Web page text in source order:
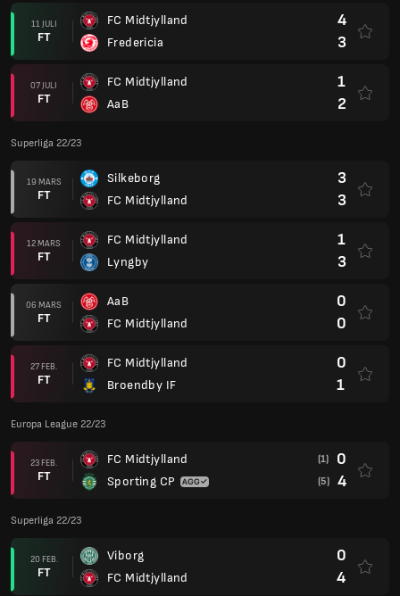
11 JULI
FT
FC Midtjylland
Fredericia
4
3
07 JULI
FT
FC Midtjylland
AaB
1
2
Superliga 22/23
19 MARS
FT
Silkeborg
FC Midtjylland
3
3
12 MARS
FT
FC Midtjylland
Lyngby
1
3
06 MARS
FT
AaB
FC Midtjylland
0
0
27 FEB.
FT
FC Midtjylland
Broendby IF
0
1
Europa League 22/23
23 FEB.
FT
FC Midtjylland
Sporting CP
(1) 0
(5) 4
Superliga 22/23
20 FEB.
FT
Viborg
FC Midtjylland
0
4